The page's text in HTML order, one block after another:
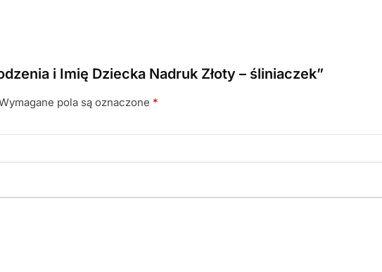
i Imię Dziecka Nadruk Złoty – śliniaczek”
pola są oznaczone *